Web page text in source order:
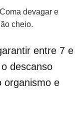
Coma devagar e
cheio.
entre 7 e
descanso
organismo e